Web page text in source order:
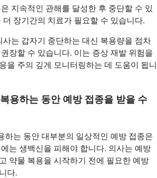
지속적인 관해를 달성한 후 중단할 수 있
더 장기간의 치료가 필요할 수 있습니다.
사는 갑자기 중단하는 대신 복용량을 점차
장할 수 있습니다. 이는 증상 재발 위험을
을 주의 깊게 모니터링하는 데 도움이 됩니
용하는 동안 예방 접종을 받을 수
하는 동안 대부분의 일상적인 예방 접종은
는 생백신을 피해야 합니다. 의사는 예방
약물 복용을 시작하기 전에 필요한 예방
다.